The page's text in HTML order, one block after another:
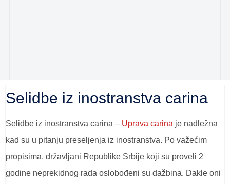
Selidbe iz inostranstva carina
Selidbe iz inostranstva carina – Uprava carina je nadležna
kad su u pitanju preseljenja iz inostranstva. Po važećim
propisima, državljani Republike Srbije koji su proveli 2
godine neprekidnog rada oslobođeni su dažbina. Dakle oni